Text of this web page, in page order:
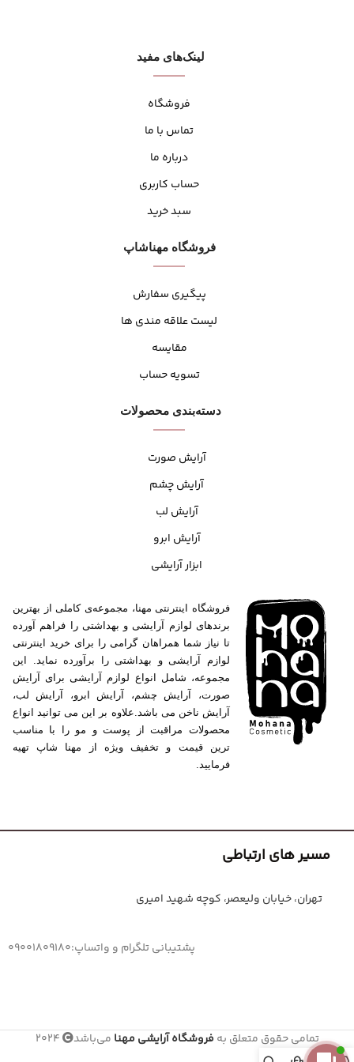
لینک‌های مفید
فروشگاه
تماس با ما
درباره ما
حساب کاربری
سبد خرید
فروشگاه مهنا‌شاپ
پیگیری سفارش
لیست علاقه مندی ها
مقایسه
تسویه حساب
دسته‌بندی محصولات
آرایش صورت
آرایش چشم
آرایش لب
آرایش ابرو
ابزار آرایشی
فروشگاه اینترنتی مهنا، مجموعه‌ی کاملی از بهترین
برندهای لوازم آرایشی و بهداشتی را فراهم آورده
تا نیاز شما همراهان گرامی را برای خرید اینترنتی
لوازم آرایشی و بهداشتی را برآورده نماید. این
مجموعه، شامل انواع لوازم آرایشی برای آرایش
صورت، آرایش چشم، آرایش ابرو، آرایش لب،
آرایش ناخن می باشد.علاوه بر این می توانید انواع
محصولات مراقبت از پوست و مو را با مناسب
ترین قیمت و تخفیف ویژه از مهنا شاپ تهیه
فرمایید.
مسیر های ارتباطی
تهران، خیابان ولیعصر، کوچه شهید امیری
پشتیبانی تلگرام و واتساپ:09001809180
تمامی حقوق متعلق به فروشگاه آرایشی مهنا می‌باشد